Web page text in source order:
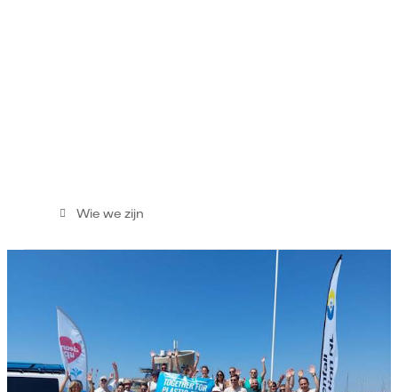
Wie we zijn